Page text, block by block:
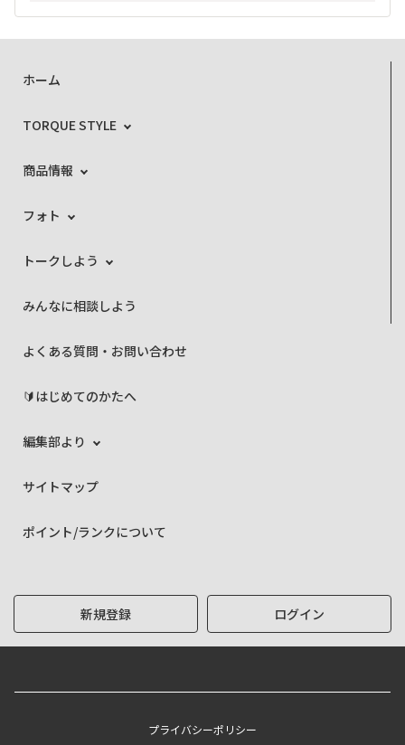
ホーム
TORQUE STYLE
商品情報
フォト
トークしよう
みんなに相談しよう
よくある質問・お問い合わせ
🔰はじめてのかたへ
編集部より
サイトマップ
ポイント/ランクについて
新規登録 ログイン
プライバシーポリシー